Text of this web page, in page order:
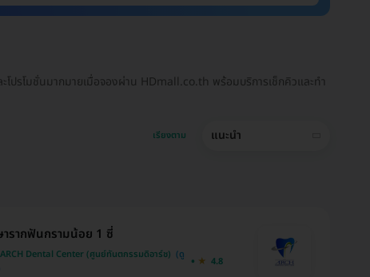
รโมชั่นมากมายเมื่อจองผ่าน HDmall.co.th พร้อมบริการเช็กคิวและทำ
เรียงตาม แนะนำ
ารากฟันกรามน้อย 1 ซี่
Dental Center (ศูนย์ทันตกรรมดิอาร์ช)
4.8